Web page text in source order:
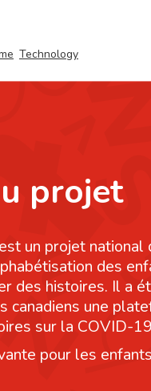
Technology
projet
un projet national
des
des histoires. Il a
canadiens une
sur la COVID-
pour les